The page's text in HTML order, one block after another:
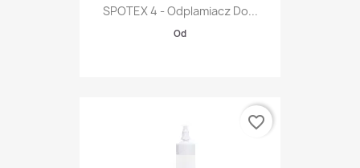
SPOTEX 4 - Odplamiacz Do...
Od
favorite_border